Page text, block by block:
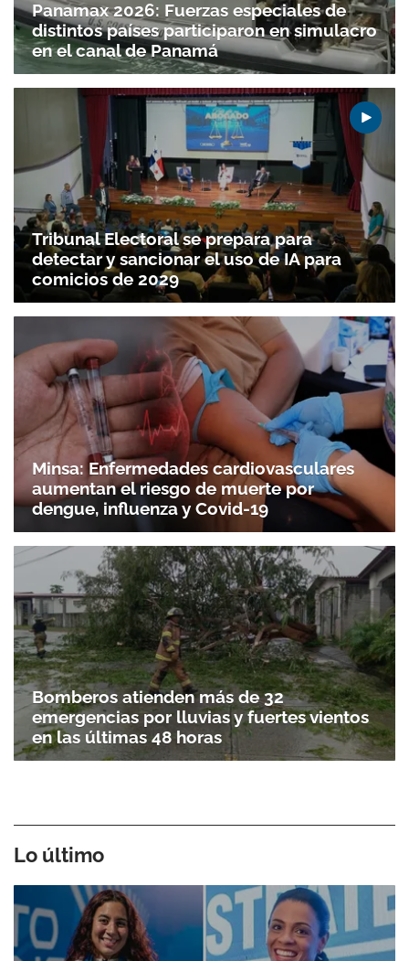
Panamax 2026: Fuerzas especiales de
distintos países participaron en simulacro
en el canal de Panamá
Tribunal Electoral se prepara para
detectar y sancionar el uso de IA para
comicios de 2029
Minsa: Enfermedades cardiovasculares
aumentan el riesgo de muerte por
dengue, influenza y Covid-19
Bomberos atienden más de 32
emergencias por lluvias y fuertes vientos
en las últimas 48 horas
Lo último